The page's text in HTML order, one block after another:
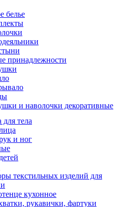
белье
принадлежности
и наволочки декоративные
тела
и ног
текстильных изделий для
кухонное
рукавички, фартуки